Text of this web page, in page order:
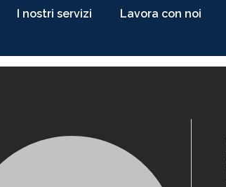
I nostri servizi Lavora con noi